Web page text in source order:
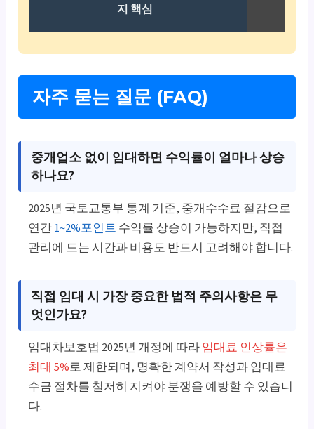
지 핵심
자주 묻는 질문 (FAQ)
중개업소 없이 임대하면 수익률이 얼마나 상승
하나요?
2025년 국토교통부 통계 기준, 중개수수료 절감으로
연간1~2%포인트 수익률 상승이 가능하지만, 직접
관리에 드는 시간과 비용도 반드시 고려해야 합니다.
직접 임대 시 가장 중요한 법적 주의사항은 무
엇인가요?
임대차보호법 2025년 개정에 따라임대료 인상률은
최대 5%로 제한되며, 명확한 계약서 작성과 임대료
수금 절차를 철저히 지켜야 분쟁을 예방할 수 있습니
다.